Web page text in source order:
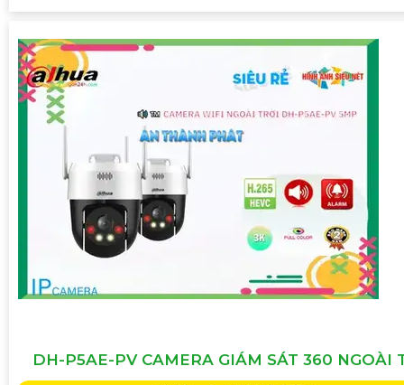
DH-P5AE-PV CAMERA GIÁM SÁT 360 NGOÀI